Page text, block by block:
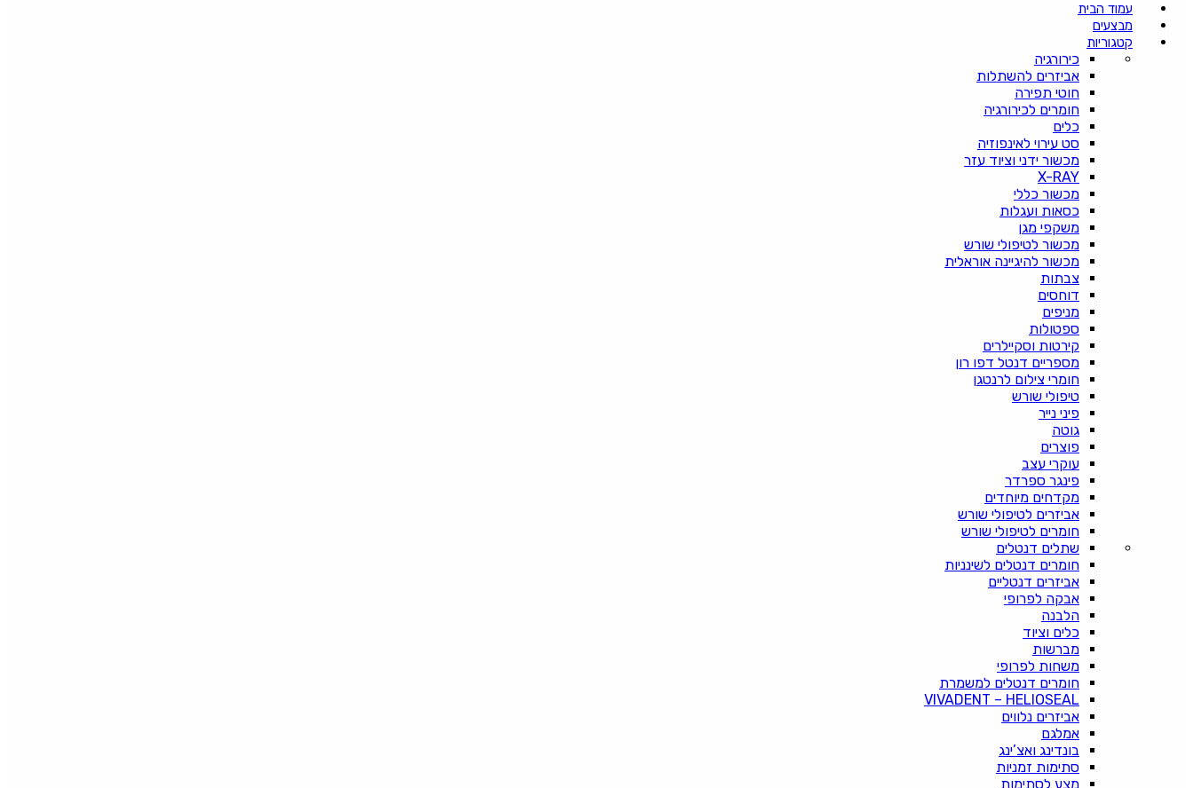
עמוד הבית
מבצעים
קטגוריות
כירורגיה
אביזרים להשתלות
חוטי תפירה
חומרים לכירורגיה
כלים
סט עירוי לאינפוזיה
מכשור ידני וציוד עזר
X-RAY
מכשור כללי
כסאות ועגלות
משקפי מגן
מכשור לטיפולי שורש
מכשור להיגיינה אוראלית
צבתות
דוחסים
מניפים
ספטולות
קירטות וסקיילרים
מספריים דנטל דפו רון
חומרי צילום לרנטגן
טיפולי שורש
פיני נייר
גוטה
פוצרים
עוקרי עצב
פינגר ספרדר
מקדחים מיוחדים
אביזרים לטיפולי שורש
חומרים לטיפולי שורש
שתלים דנטלים
חומרים דנטלים לשינניות
אביזרים דנטליים
אבקה לפרופי
הלבנה
כלים וציוד
מברשות
משחות לפרופי
חומרים דנטלים למשמרת
VIVADENT – HELIOSEAL
אביזרים נלווים
אמלגם
בונדינג ואצ’ינג
סתימות זמניות
מצע לסתימות